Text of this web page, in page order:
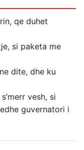
qe duhet
si paketa me
dite, dhe ku
vesh, si
guvernatori i